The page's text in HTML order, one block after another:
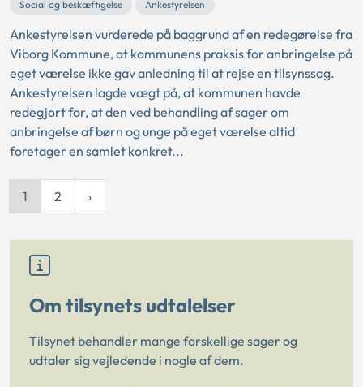
Social og beskæftigelse
Ankestyrelsen
Ankestyrelsen vurderede på baggrund af en redegørelse fra
Viborg Kommune, at kommunens praksis for anbringelse på
eget værelse ikke gav anledning til at rejse en tilsynssag.
Ankestyrelsen lagde vægt på, at kommunen havde
redegjort for, at den ved behandling af sager om
anbringelse af børn og unge på eget værelse altid
foretager en samlet konkret...
1 2
Om tilsynets udtalelser
Tilsynet behandler mange forskellige sager og
udtaler sig vejledende i nogle af dem.